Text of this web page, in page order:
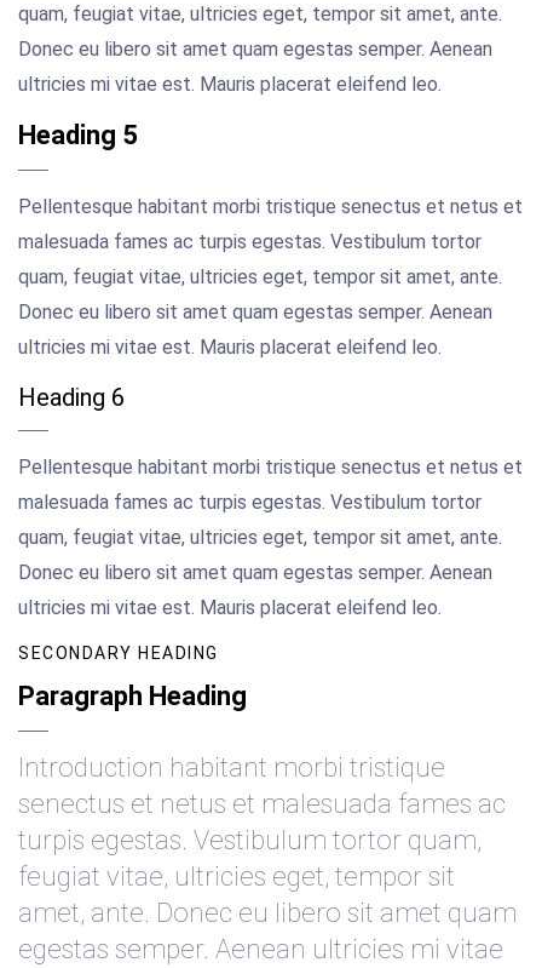
quam, feugiat vitae, ultricies eget, tempor sit amet, ante.
Donec eu libero sit amet quam egestas semper. Aenean
ultricies mi vitae est. Mauris placerat eleifend leo.
Heading 5
Pellentesque habitant morbi tristique senectus et netus et
malesuada fames ac turpis egestas. Vestibulum tortor
quam, feugiat vitae, ultricies eget, tempor sit amet, ante.
Donec eu libero sit amet quam egestas semper. Aenean
ultricies mi vitae est. Mauris placerat eleifend leo.
Heading 6
Pellentesque habitant morbi tristique senectus et netus et
malesuada fames ac turpis egestas. Vestibulum tortor
quam, feugiat vitae, ultricies eget, tempor sit amet, ante.
Donec eu libero sit amet quam egestas semper. Aenean
ultricies mi vitae est. Mauris placerat eleifend leo.
SECONDARY HEADING
Paragraph Heading
Introduction habitant morbi tristique
senectus et netus et malesuada fames ac
turpis egestas. Vestibulum tortor quam,
feugiat vitae, ultricies eget, tempor sit
amet, ante. Donec eu libero sit amet quam
egestas semper. Aenean ultricies mi vitae